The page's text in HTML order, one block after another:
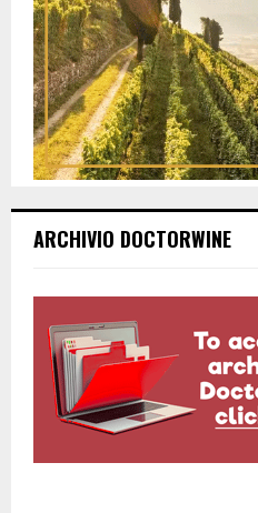
ARCHIVIO DOCTORWINE